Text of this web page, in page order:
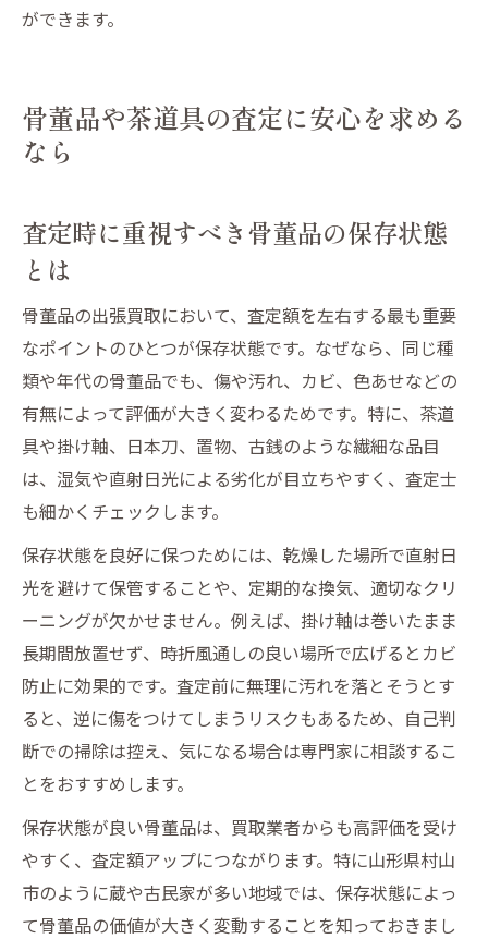
ができます。
骨董品や茶道具の査定に安心を求める
なら
査定時に重視すべき骨董品の保存状態
とは
骨董品の出張買取において、査定額を左右する最も重要
なポイントのひとつが保存状態です。なぜなら、同じ種
類や年代の骨董品でも、傷や汚れ、カビ、色あせなどの
有無によって評価が大きく変わるためです。特に、茶道
具や掛け軸、日本刀、置物、古銭のような繊細な品目
は、湿気や直射日光による劣化が目立ちやすく、査定士
も細かくチェックします。
保存状態を良好に保つためには、乾燥した場所で直射日
光を避けて保管することや、定期的な換気、適切なクリ
ーニングが欠かせません。例えば、掛け軸は巻いたまま
長期間放置せず、時折風通しの良い場所で広げるとカビ
防止に効果的です。査定前に無理に汚れを落とそうとす
ると、逆に傷をつけてしまうリスクもあるため、自己判
断での掃除は控え、気になる場合は専門家に相談するこ
とをおすすめします。
保存状態が良い骨董品は、買取業者からも高評価を受け
やすく、査定額アップにつながります。特に山形県村山
市のように蔵や古民家が多い地域では、保存状態によっ
て骨董品の価値が大きく変動することを知っておきまし